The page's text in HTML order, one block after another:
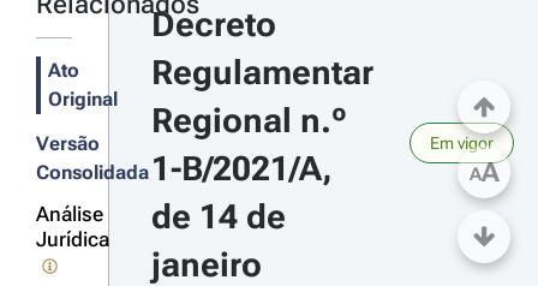
Ato
Original
Versão
Consolidada
Análise
Jurídica
Decreto
Regulamentar
Regional n.º
1-B/2021/A,
de 14 de
janeiro
Em vigor
AA